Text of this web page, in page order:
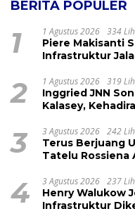
BERITA POPULER
1 1 Agustus 2026 334
Piere Makisanti
Infrastruktur
2 1 Agustus 2026 319
Inggried JNN
Kalasey,
3 3 Agustus 2026 242
Terus Berjuang
Tatelu Rossiena
4 3 Agustus 2026 237
Henry Walukow
Infrastruktur